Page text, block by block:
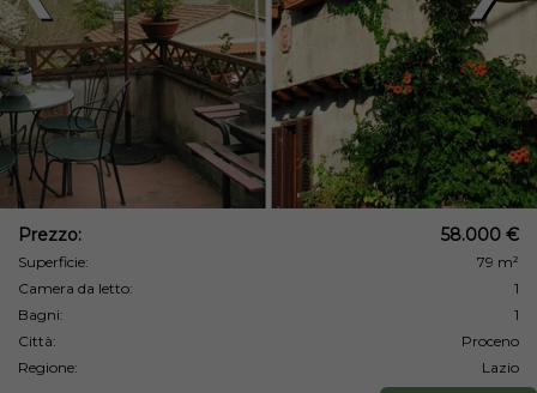
Prezzo: 58.000 €
Superficie:
79 m²
Camera da letto:
1
Bagni:
1
Città:
Proceno
Regione:
Lazio